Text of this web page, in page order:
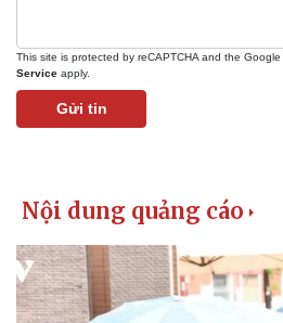
This site is protected by reCAPTCHA and the Google
Service apply.
Gửi tin